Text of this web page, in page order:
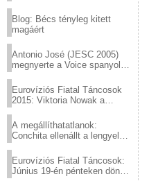
Blog: Bécs tényleg kitett
magáért
Antonio José (JESC 2005)
megnyerte a Voice spanyol
Eurovíziós Fiatal Táncosok
2015: Viktoria Nowak a
A megállíthatatlanok:
Conchita ellenállt a lengyel
Eurovíziós Fiatal Táncosok:
Június 19-én pénteken döntő